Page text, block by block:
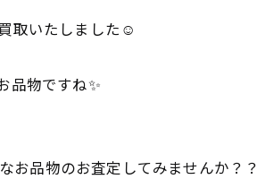
取いたしました☺️
品物ですね✨
お品物のお査定してみませんか？？